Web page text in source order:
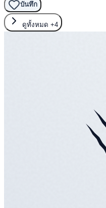
บันทึก
ดูทั้งหมด +4